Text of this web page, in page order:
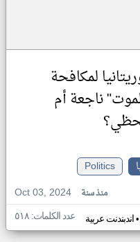
لمكافحة
ناجعة أم
Politics
Oct 03, 2024
منذ سنة
اندبندنت عربية• عدد الكلمات: ٥١٨